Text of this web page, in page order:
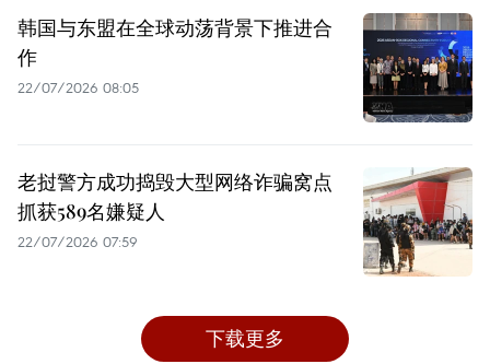
韩国与东盟在全球动荡背景下推进合
作
22/07/2026 08:05
老挝警方成功捣毁大型网络诈骗窝点
抓获589名嫌疑人
22/07/2026 07:59
下载更多